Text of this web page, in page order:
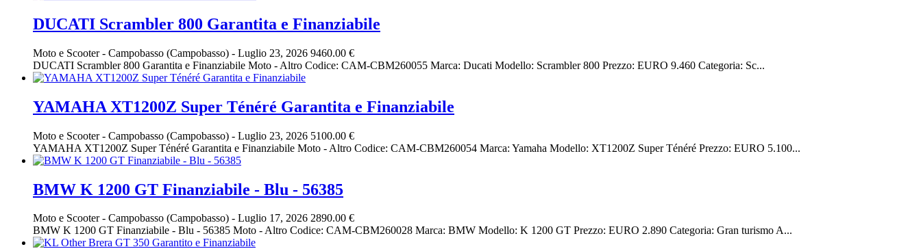
DUCATI Scrambler 800 Garantita e Finanziabile
Moto e Scooter- Campobasso (Campobasso) - Luglio 23, 2026 9460.00 €
DUCATI Scrambler 800 Garantita e Finanziabile Moto - Altro Codice: CAM-CBM260055 Marca: Ducati Modello: Scrambler 800 Prezzo: EURO 9.460 Categoria: Sc...
YAMAHA XT1200Z Super Ténéré Garantita e Finanziabile
Moto e Scooter- Campobasso (Campobasso) - Luglio 23, 2026 5100.00 €
YAMAHA XT1200Z Super Ténéré Garantita e Finanziabile Moto - Altro Codice: CAM-CBM260054 Marca: Yamaha Modello: XT1200Z Super Ténéré Prezzo: EURO 5.100...
BMW K 1200 GT Finanziabile - Blu - 56385
Moto e Scooter- Campobasso (Campobasso) - Luglio 17, 2026 2890.00 €
BMW K 1200 GT Finanziabile - Blu - 56385 Moto - Altro Codice: CAM-CBM260028 Marca: BMW Modello: K 1200 GT Prezzo: EURO 2.890 Categoria: Gran turismo A...